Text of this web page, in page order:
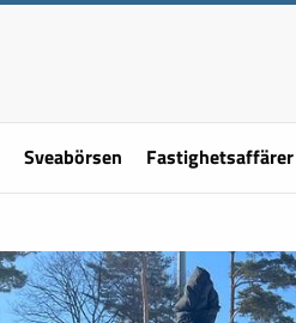
Sveabörsen Fastighetsaffärer